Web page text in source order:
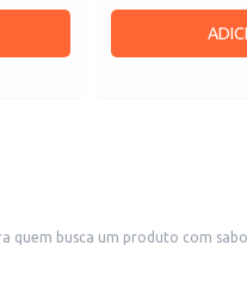
quem busca um produto com